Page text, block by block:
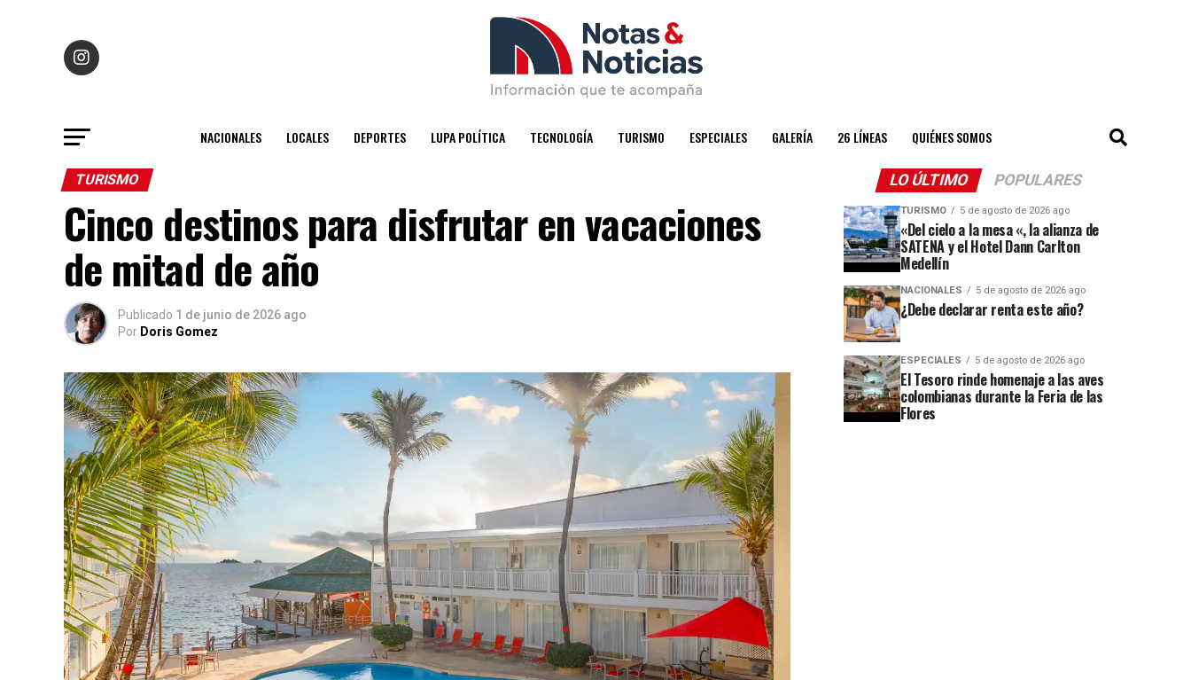
NACIONALES LOCALES DEPORTES LUPA POLÍTICA TECNOLOGÍA TURISMO ESPECIALES GALERÍA 26 LÍNEAS QUIÉNES SOMOS
TURISMO
Cinco destinos para disfrutar en vacaciones
de mitad de año
Publicado 1 de junio de 2026 ago
Por Doris Gomez
LO ÚLTIMO POPULARES
TURISMO 5 de agosto de 2026 ago
«Del cielo a la mesa «, la alianza de
SATENA y el Hotel Dann Carlton
Medellín
NACIONALES 5 de agosto de 2026 ago
¿Debe declarar renta este año?
ESPECIALES 5 de agosto de 2026 ago
El Tesoro rinde homenaje a las aves
colombianas durante la Feria de las
Flores